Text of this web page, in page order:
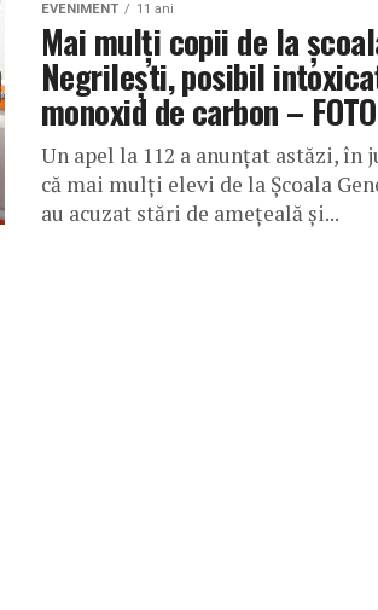
EVENIMENT 11 ani
Mai mulți copii de la
Negrilești, posibil
monoxid de carbon –
Un apel la 112 a anunțat astăzi, în
că mai mulți elevi de la Școala
au acuzat stări de amețeală și...